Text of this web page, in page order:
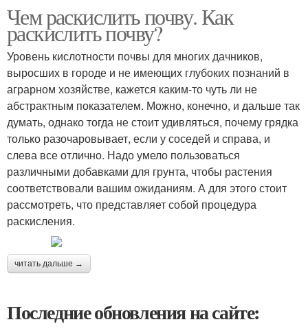
Чем раскислить почву. Как
раскислить почву?
Уровень кислотности почвы для многих дачников,
выросших в городе и не имеющих глубоких познаний в
аграрном хозяйстве, кажется каким-то чуть ли не
абстрактным показателем. Можно, конечно, и дальше так
думать, однако тогда не стоит удивляться, почему грядка
только разочаровывает, если у соседей и справа, и
слева все отлично. Надо умело пользоваться
различными добавками для грунта, чтобы растения
соответствовали вашим ожиданиям. А для этого стоит
рассмотреть, что представляет собой процедура
раскисления.
читать дальше →
Последние обновления на сайте: